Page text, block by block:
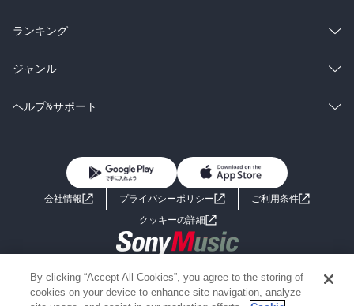
雑誌・グラビア
BL・TL
ラノベ
雑誌・グラビア
BL・TL
総合
ラノベ
雑誌・グラビア
ランキング
総合
ラノベ
ジャンル
コミック
ライトノベル 男子向けラノベ
小説
海外小説
ミステリー SF
ヘルプ&サポート
よくあるご質問 お問い合わせ
会社情報 プライバシーポリシー
ご利用条件
クッキーの詳細
Copyright 2017 - 2026 Sony Music Entertainment(Japan) Inc.
Information on the site is for the Japan domestic market only
By clicking “Accept All Cookies”, you agree to the storing of
cookies on your device to enhance site navigation, analyze